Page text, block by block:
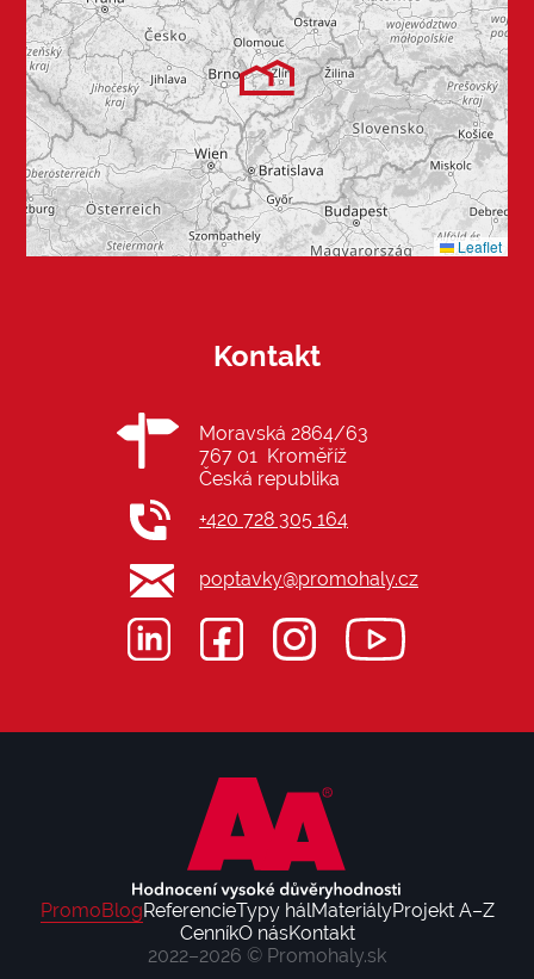
Leaflet
Kontakt
Moravská 2864/63
767 01 Kroměříž
Česká republika
+420 728 305 164
poptavky@promohaly.cz
PromoBlogReferencieTypy hálMateriályProjekt A–Z
CenníkO násKontakt
2022–2026 © Promohaly.sk